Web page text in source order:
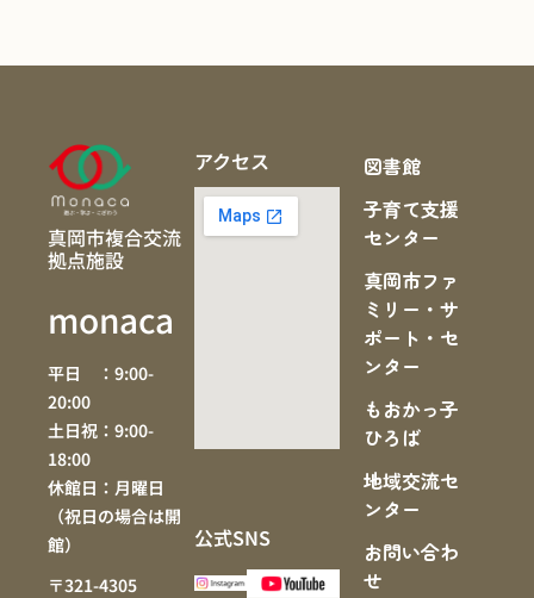
真岡市複合交流
拠点施設
monaca
平日 ：9:00-
20:00
土日祝：9:00-
18:00
休館日：月曜日
（祝日の場合は開
館）
〒321-4305
アクセス
公式SNS
図書館
子育て支援
センター
真岡市ファ
ミリー・サ
ポート・セ
ンター
もおかっ子
ひろば
地域交流セ
ンター
お問い合わ
せ